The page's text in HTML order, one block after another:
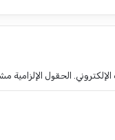
الحقول الإلزامية